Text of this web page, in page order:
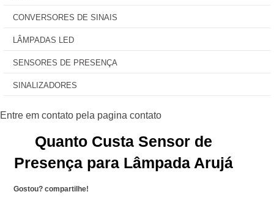
CONVERSORES DE SINAIS
LÂMPADAS LED
SENSORES DE PRESENÇA
SINALIZADORES
Quanto Custa Sensor de
Presença para Lâmpada Arujá
Gostou? compartilhe!